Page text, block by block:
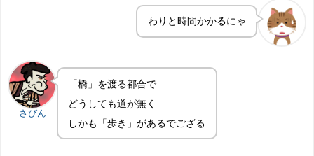
わりと時間かかるにゃ
さびん
「橋」を渡る都合で
どうしても道が無く
しかも「歩き」があるでござる